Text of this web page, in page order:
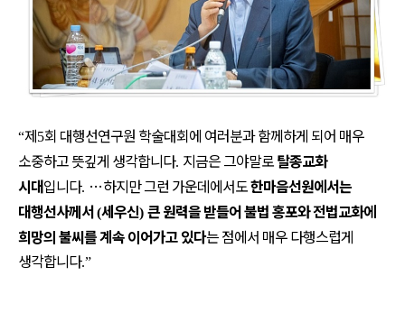
“제5회 대행선연구원 학술대회에 여러분과 함께하게 되어 매우
소중하고 뜻깊게 생각합니다. 지금은 그야말로탈종교화
시대입니다. …하지만 그런 가운데에서도한마음선원에서는
대행선사께서(세우신) 큰 원력을 받들어 불법 홍포와 전법교화에
희망의 불씨를 계속 이어가고 있다는 점에서 매우 다행스럽게
생각합니다.”